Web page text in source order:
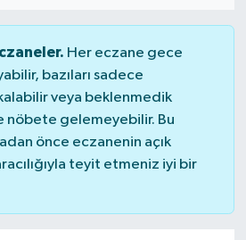
Her eczane gece
bazıları sadece
veya beklenmedik
nöbete gelemeyebilir. Bu
önce eczanenin açık
teyit etmeniz iyi bir